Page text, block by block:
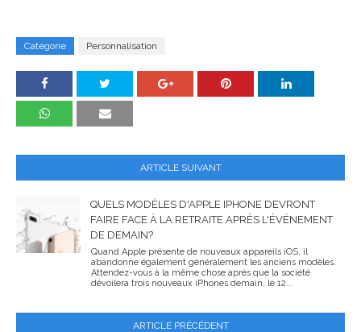
Catégorie Personnalisation
ARTICLE SUIVANT
QUELS MODÈLES D'APPLE IPHONE DEVRONT
FAIRE FACE À LA RETRAITE APRÈS L'ÉVÉNEMENT
DE DEMAIN?
Quand Apple présente de nouveaux appareils iOS, il
abandonne également généralement les anciens modèles.
Attendez-vous à la même chose après que la société
dévoilera trois nouveaux iPhones demain, le 12...
ARTICLE PRÉCÉDENT